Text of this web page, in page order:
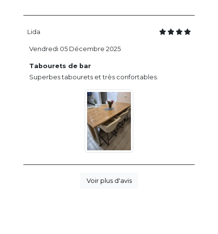
Lida
Tabourets de bar
Superbes tabourets et très confortables.
Vendredi 05 Décembre 2025
Voir plus d'avis